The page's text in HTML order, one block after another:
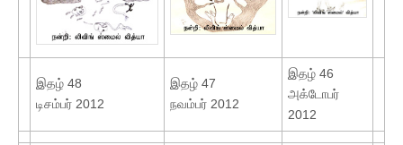
இதழ் 48
டிசம்பர் 2012
இதழ் 47
நவம்பர் 2012
இதழ் 46
அக்டோபர்
2012